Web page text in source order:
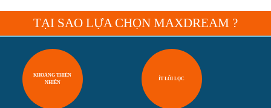
TẠI SAO LỰA CHỌN MAXDREAM ?
KHOÁNG THIÊN
NHIÊN
ÍT LÕI LỌC